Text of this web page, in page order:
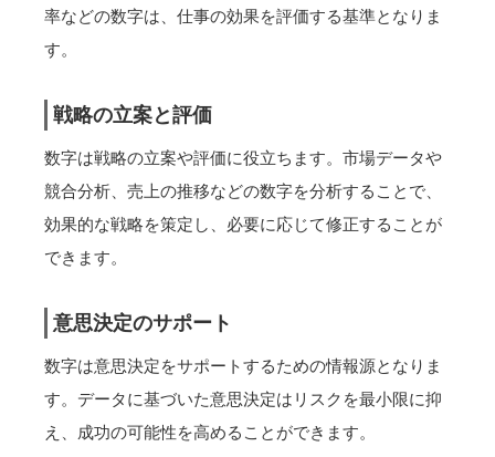
率などの数字は、仕事の効果を評価する基準となりま
す。
戦略の立案と評価
数字は戦略の立案や評価に役立ちます。市場データや
競合分析、売上の推移などの数字を分析することで、
効果的な戦略を策定し、必要に応じて修正することが
できます。
意思決定のサポート
数字は意思決定をサポートするための情報源となりま
す。データに基づいた意思決定はリスクを最小限に抑
え、成功の可能性を高めることができます。